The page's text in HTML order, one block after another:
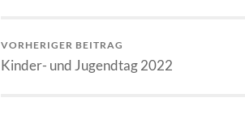
VORHERIGER BEITRAG
Kinder- und Jugendtag 2022